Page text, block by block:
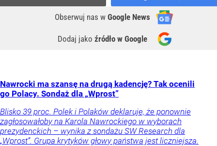
Obserwuj nas w Google News
Dodaj jako źródło w Google
Nawrocki ma szansę na drugą kadencję? Tak ocenili
go Polacy. Sondaż dla „Wprost”
Blisko 39 proc. Polek i Polaków deklaruje, że ponownie
zagłosowałoby na Karola Nawrockiego w wyborach
prezydenckich – wynika z sondażu SW Research dla
„Wprost”. Grupa krytyków głowy państwa jest liczniejsza.